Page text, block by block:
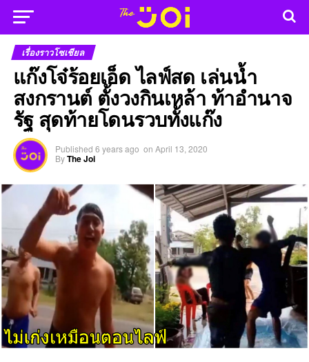
เรื่องราวโซเชียล
แก๊งโจ๋ร้อยเอ็ด ไลฟ์สด เล่นน้ำ
สงกรานต์ ตั้งวงกินเหล้า ท้าอำนาจ
รัฐ สุดท้ายโดนรวบทั้งแก๊ง
Published 6 years ago on April 13, 2020
ByThe Joi